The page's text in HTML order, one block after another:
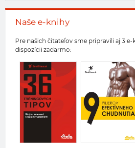
Naše e-knihy
Pre našich čitateľov sme pripravili aj 3 e-
dispozícii zadarmo: